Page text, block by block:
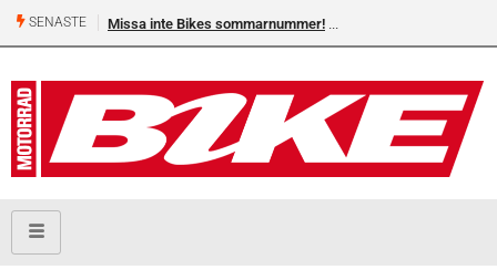
SENASTE Missa inte Bikes sommarnummer!